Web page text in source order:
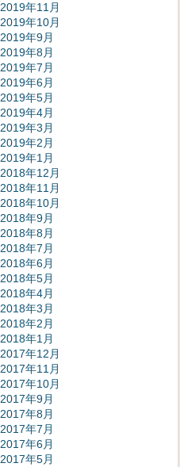
2019年11月
2019年10月
2019年9月
2019年8月
2019年7月
2019年6月
2019年5月
2019年4月
2019年3月
2019年2月
2019年1月
2018年12月
2018年11月
2018年10月
2018年9月
2018年8月
2018年7月
2018年6月
2018年5月
2018年4月
2018年3月
2018年2月
2018年1月
2017年12月
2017年11月
2017年10月
2017年9月
2017年8月
2017年7月
2017年6月
2017年5月